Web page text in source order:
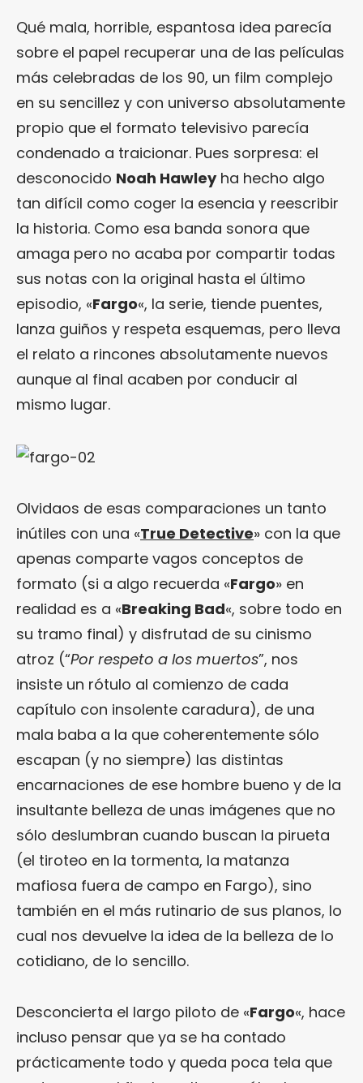
Qué mala, horrible, espantosa idea parecía
sobre el papel recuperar una de las películas
más celebradas de los 90, un film complejo
en su sencillez y con universo absolutamente
propio que el formato televisivo parecía
condenado a traicionar. Pues sorpresa: el
desconocido Noah Hawleyha hecho algo
tan difícil como coger la esencia y reescribir
la historia. Como esa banda sonora que
amaga pero no acaba por compartir todas
sus notas con la original hasta el último
episodio, «Fargo«, la serie, tiende puentes,
lanza guiños y respeta esquemas, pero lleva
el relato a rincones absolutamente nuevos
aunque al final acaben por conducir al
mismo lugar.
Olvidaos de esas comparaciones un tanto
inútiles con una «True Detective» con la que
apenas comparte vagos conceptos de
formato (si a algo recuerda «Fargo» en
realidad es a «Breaking Bad«, sobre todo en
su tramo final) y disfrutad de su cinismo
atroz (“Por respeto a los muertos”, nos
insiste un rótulo al comienzo de cada
capítulo con insolente caradura), de una
mala baba a la que coherentemente sólo
escapan (y no siempre) las distintas
encarnaciones de ese hombre bueno y de la
insultante belleza de unas imágenes que no
sólo deslumbran cuando buscan la pirueta
(el tiroteo en la tormenta, la matanza
mafiosa fuera de campo en Fargo), sino
también en el más rutinario de sus planos, lo
cual nos devuelve la idea de la belleza de lo
cotidiano, de lo sencillo.
Desconcierta el largo piloto de «Fargo«, hace
incluso pensar que ya se ha contado
prácticamente todo y queda poca tela que